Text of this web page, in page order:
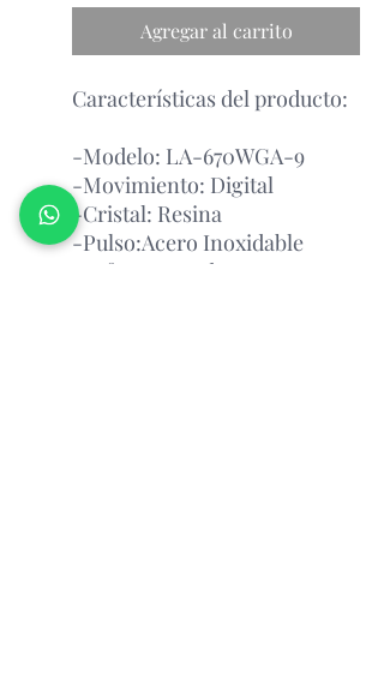
Agregar al carrito
Características del producto:
-Modelo: LA-670WGA-9
-Movimiento: Digital
-Cristal: Resina
-Pulso:Acero Inoxidable
-Esfera: Dorada